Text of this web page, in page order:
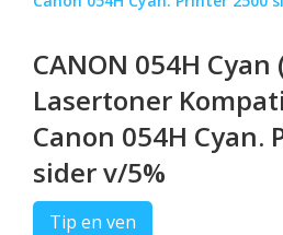
CANON 054H Cyan
Lasertoner
Canon 054H Cyan.
sider v/5%
Tip en ven